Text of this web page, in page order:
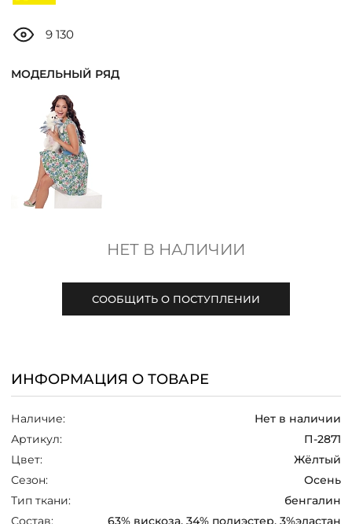
МОСКВА
+7 (800) 511-35-10
9 130
МОДЕЛЬНЫЙ РЯД
НЕТ В НАЛИЧИИ
СООБЩИТЬ О ПОСТУПЛЕНИИ
ИНФОРМАЦИЯ О ТОВАРЕ
Наличие:
Нет в наличии
Артикул:
П-2871
Цвет:
Жёлтый
Сезон:
Осень
Тип ткани:
бенгалин
Состав:
63% вискоза, 34% полиэстер, 3%эластан